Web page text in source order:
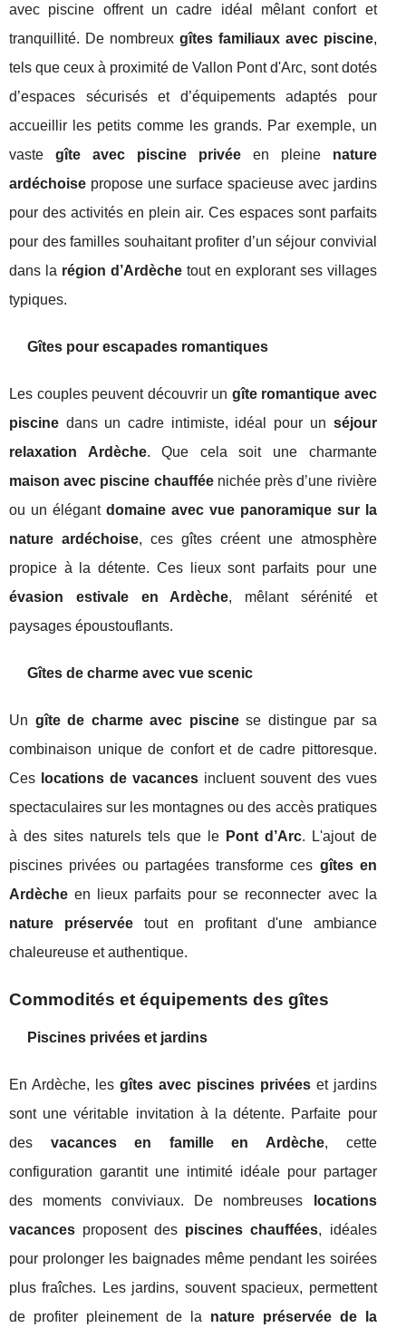
avec piscine offrent un cadre idéal mêlant confort et
tranquillité. De nombreux gîtes familiaux avec piscine,
tels que ceux à proximité de Vallon Pont d'Arc, sont dotés
d’espaces sécurisés et d’équipements adaptés pour
accueillir les petits comme les grands. Par exemple, un
vaste gîte avec piscine privéeen pleine nature
ardéchoise propose une surface spacieuse avec jardins
pour des activités en plein air. Ces espaces sont parfaits
pour des familles souhaitant profiter d’un séjour convivial
dans la région d’Ardèchetout en explorant ses villages
typiques.
Gîtes pour escapades romantiques
Les couples peuvent découvrir un gîte romantique avec
piscine dans un cadre intimiste, idéal pour un séjour
relaxation Ardèche. Que cela soit une charmante
maison avec piscine chaufféenichée près d’une rivière
ou un élégant domaine avec vue panoramique sur la
nature ardéchoise, ces gîtes créent une atmosphère
propice à la détente. Ces lieux sont parfaits pour une
évasion estivale en Ardèche, mêlant sérénité et
paysages époustouflants.
Gîtes de charme avec vue scenic
Un gîte de charme avec piscinese distingue par sa
combinaison unique de confort et de cadre pittoresque.
Ces locations de vacances incluent souvent des vues
spectaculaires sur les montagnes ou des accès pratiques
à des sites naturels tels que le Pont d’Arc. L'ajout de
piscines privées ou partagées transforme ces gîtes en
Ardèche en lieux parfaits pour se reconnecter avec la
nature préservéetout en profitant d'une ambiance
chaleureuse et authentique.
Commodités et équipements des gîtes
Piscines privées et jardins
En Ardèche, les gîtes avec piscines privéeset jardins
sont une véritable invitation à la détente. Parfaite pour
des vacances en famille en Ardèche, cette
configuration garantit une intimité idéale pour partager
des moments conviviaux. De nombreuses
locations
vacances proposent des piscines chauffées, idéales
pour prolonger les baignades même pendant les soirées
plus fraîches. Les jardins, souvent spacieux, permettent
de profiter pleinement de la nature préservée de la